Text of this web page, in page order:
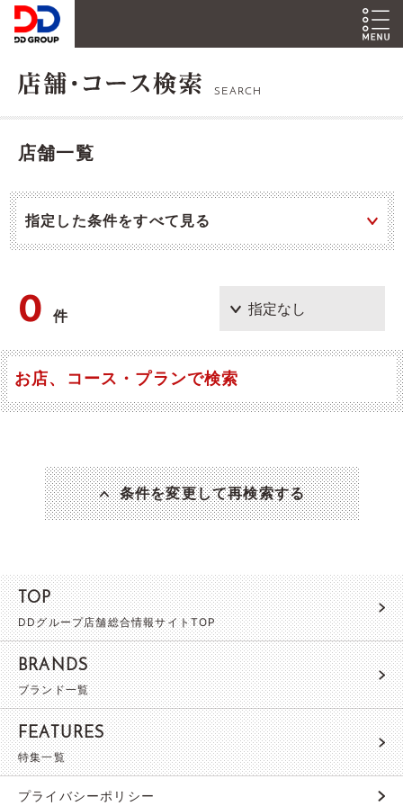
SEARCH
店舗一覧
指定した条件をすべて見る
0件
お店、コース・プランで検索
条件を変更して再検索する
TOP
DDグループ店舗総合情報サイトTOP
BRANDS
ブランド一覧
FEATURES
特集一覧
プライバシーポリシー